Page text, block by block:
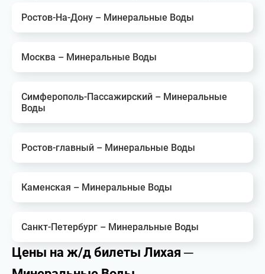
Ростов-На-Дону – Минеральные Воды
Москва – Минеральные Воды
Симферополь-Пассажирский – Минеральные
Воды
Ростов-главный – Минеральные Воды
Каменская – Минеральные Воды
Санкт-Петербург – Минеральные Воды
Цены на ж/д билеты Лихая ─